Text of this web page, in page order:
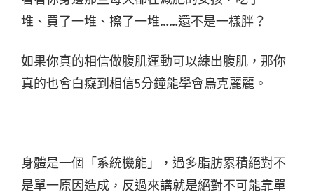
堆、買了一堆、擦了一堆……還不是一樣胖？
如果你真的相信做腹肌運動可以練出腹肌，那你
真的也會白癡到相信5分鐘能學會烏克麗麗。
身體是一個「系統機能」，過多脂肪累積絕對不
是單一原因造成，反過來講就是絕對不可能靠單